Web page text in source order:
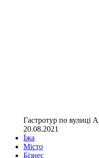
Гастротур по вулиці
20.08.2021
Їжа
Місто
Бізнес